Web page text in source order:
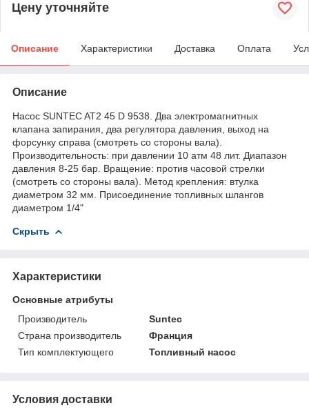
Цену уточняйте
Описание Характеристики Доставка Оплата
Описание
Насос SUNTEC AT2 45 D 9538. Два электромагнитных
клапана запирания, два регулятора давления, выход на
форсунку справа (смотреть со стороны вала).
Производительность: при давлении 10 атм 48 лит. Диапазон
давления 8-25 бар. Вращение: против часовой стрелки
(смотреть со стороны вала). Метод крепления: втулка
диаметром 32 мм. Присоединение топливных шлангов
диаметром 1/4"
Скрыть
Характеристики
Основные атрибуты
Производитель
Suntec
Страна производитель
Франция
Тип комплектующего
Топливный насос
Условия доставки